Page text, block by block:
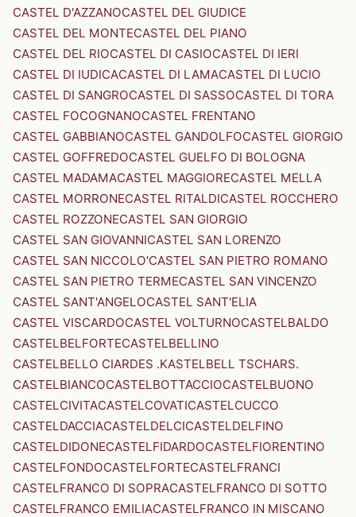
CASTEL D'AZZANOCASTEL DEL GIUDICE
CASTEL DEL MONTECASTEL DEL PIANO
CASTEL DEL RIOCASTEL DI CASIOCASTEL DI IERI
CASTEL DI IUDICACASTEL DI LAMACASTEL DI LUCIO
CASTEL DI SANGROCASTEL DI SASSOCASTEL DI TORA
CASTEL FOCOGNANOCASTEL FRENTANO
CASTEL GABBIANOCASTEL GANDOLFOCASTEL GIORGIO
CASTEL GOFFREDOCASTEL GUELFO DI BOLOGNA
CASTEL MADAMACASTEL MAGGIORECASTEL MELLA
CASTEL MORRONECASTEL RITALDICASTEL ROCCHERO
CASTEL ROZZONECASTEL SAN GIORGIO
CASTEL SAN GIOVANNICASTEL SAN LORENZO
CASTEL SAN NICCOLO'CASTEL SAN PIETRO ROMANO
CASTEL SAN PIETRO TERMECASTEL SAN VINCENZO
CASTEL SANT'ANGELOCASTEL SANT'ELIA
CASTEL VISCARDOCASTEL VOLTURNOCASTELBALDO
CASTELBELFORTECASTELBELLINO
CASTELBELLO CIARDES .KASTELBELL TSCHARS.
CASTELBIANCOCASTELBOTTACCIOCASTELBUONO
CASTELCIVITACASTELCOVATICASTELCUCCO
CASTELDACCIACASTELDELCICASTELDELFINO
CASTELDIDONECASTELFIDARDOCASTELFIORENTINO
CASTELFONDOCASTELFORTECASTELFRANCI
CASTELFRANCO DI SOPRACASTELFRANCO DI SOTTO
CASTELFRANCO EMILIACASTELFRANCO IN MISCANO